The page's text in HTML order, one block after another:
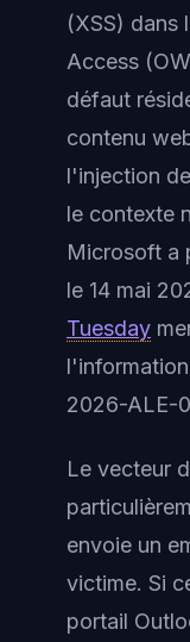
(XSS) dans
Access
défaut
contenu
l'injection
le contexte
Microsoft a
le 14 mai
Tuesday
2026-ALE-
Le vecteur
envoie un
victime. Si
portail